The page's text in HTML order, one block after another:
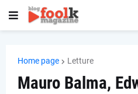
Home page Letture
Mauro Balma,